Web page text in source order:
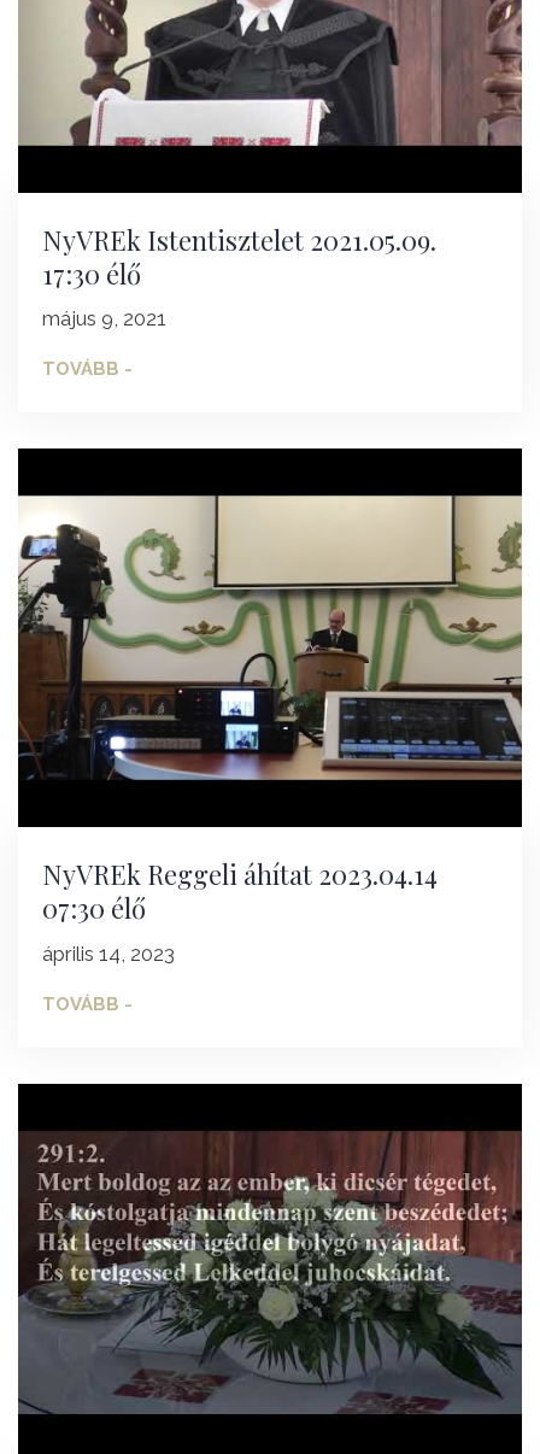
NyVREk Istentisztelet 2021.05.09.
17:30 élő
május 9, 2021
TOVÁBB -
NyVREk Reggeli áhítat 2023.04.14
07:30 élő
április 14, 2023
TOVÁBB -